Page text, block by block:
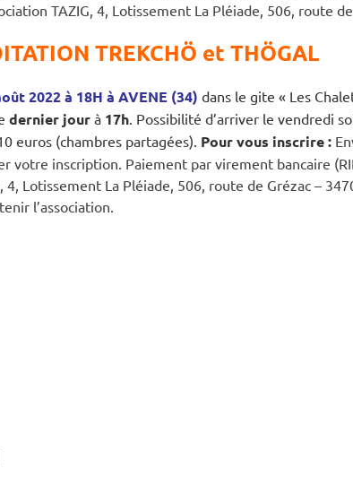
TAZIG, 4, Lotissement La Pléiade, 506, route
TREKCHÖ et THÖGAL
2022 à 18H à AVENE (34) dans le gite « Les
dernier jour à 17h. Possibilité d’arriver le vendredi
euros (chambres partagées). Pour vous inscrire :
votre inscription. Paiement par virement bancaire
4, Lotissement La Pléiade, 506, route de Grézac –
l’association.